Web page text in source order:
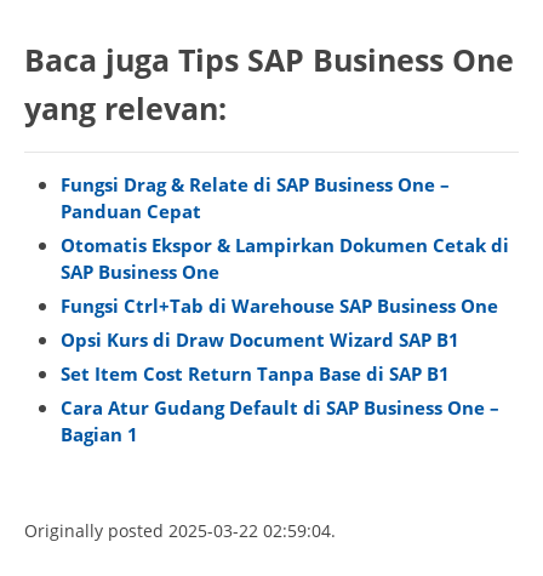
Baca juga Tips SAP Business One
yang relevan:
Fungsi Drag & Relate di SAP Business One –
Panduan Cepat
Otomatis Ekspor & Lampirkan Dokumen Cetak di
SAP Business One
Fungsi Ctrl+Tab di Warehouse SAP Business One
Opsi Kurs di Draw Document Wizard SAP B1
Set Item Cost Return Tanpa Base di SAP B1
Cara Atur Gudang Default di SAP Business One –
Bagian 1
Originally posted 2025-03-22 02:59:04.